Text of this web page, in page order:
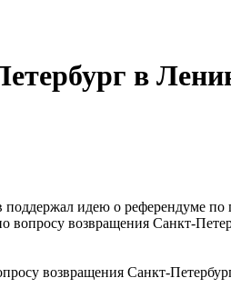
в
идею о референдуме по
вопросу возвращения Санкт-
возвращения Санкт-